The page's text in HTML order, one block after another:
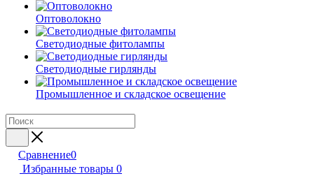
Оптоволокно
Светодиодные фитолампы
Светодиодные гирлянды
Промышленное и складское освещение
Сравнение0
Избранные товары 0